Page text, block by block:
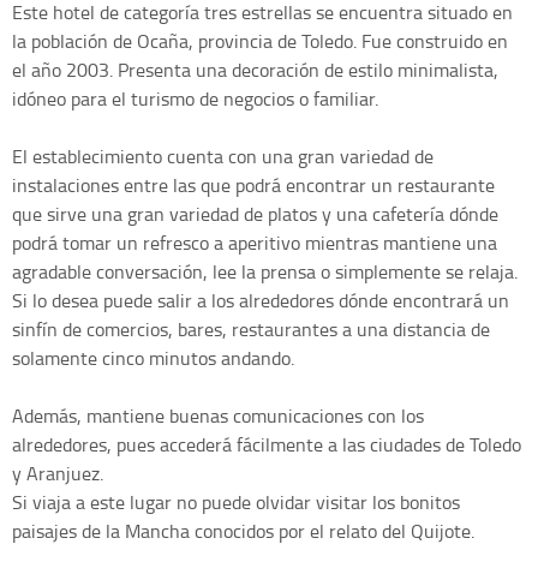
Este hotel de categoría tres estrellas se encuentra situado en
la población de Ocaña, provincia de Toledo. Fue construido en
el año 2003. Presenta una decoración de estilo minimalista,
idóneo para el turismo de negocios o familiar.
El establecimiento cuenta con una gran variedad de
instalaciones entre las que podrá encontrar un restaurante
que sirve una gran variedad de platos y una cafetería dónde
podrá tomar un refresco a aperitivo mientras mantiene una
agradable conversación, lee la prensa o simplemente se relaja.
Si lo desea puede salir a los alrededores dónde encontrará un
sinfín de comercios, bares, restaurantes a una distancia de
solamente cinco minutos andando.
Además, mantiene buenas comunicaciones con los
alrededores, pues accederá fácilmente a las ciudades de Toledo
y Aranjuez.
Si viaja a este lugar no puede olvidar visitar los bonitos
paisajes de la Mancha conocidos por el relato del Quijote.